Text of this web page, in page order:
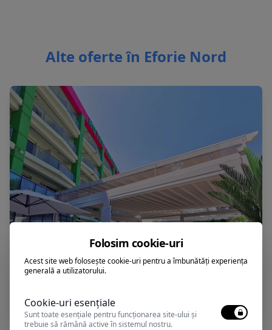
Alte oferte în Eforie Nord
Eforie Nord, Romania
Folosim cookie-uri
Acest site web folosește cookie-uri pentru a îmbunătăți experiența
generală a utilizatorului.
Cookie-uri esențiale
Sunt toate esențiale pentru funcționarea site-ului și
trebuie să rămână active în sistemul nostru.